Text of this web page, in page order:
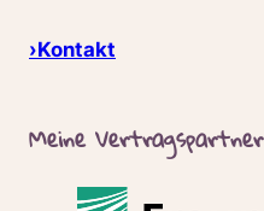
›Kontakt
Meine Vertragspartner